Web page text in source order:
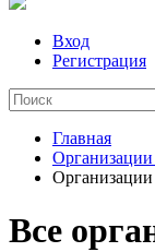
Вход
Регистрация
Главная
Организации
Все